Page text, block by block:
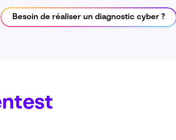
Besoin de réaliser un diagnostic cyber ?